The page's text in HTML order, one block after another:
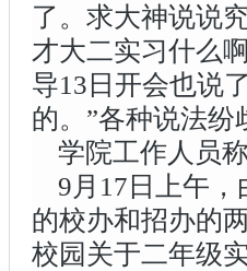
了。求大神说说
才大二实习什么
导13日开会也说
的。”各种说法纷
学院工作人员
9月17日上午
的校办和招办的
校园关于二年级